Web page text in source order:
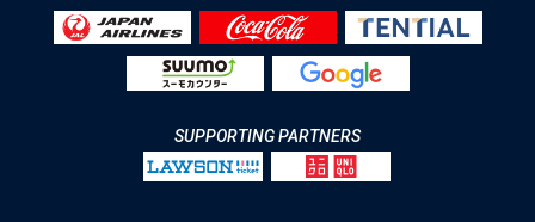
SUPPORTING PARTNERS